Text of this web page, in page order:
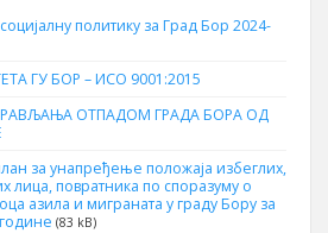
политику за Град Бор 2024-
ГУ БОР – ИСО 9001:2015
ОТПАДОМ ГРАДА БОРА ОД
за унапређење положаја избеглих,
лица, повратника по споразуму о
азила и миграната у граду Бору за
(83 kB)